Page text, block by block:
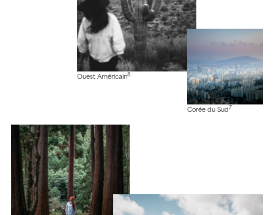
Ouest Américain8
Corée du Sud 7